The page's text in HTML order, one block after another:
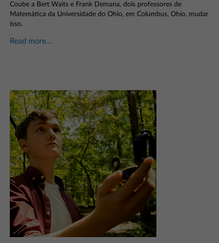
Coube a Bert Waits e Frank Demana, dois professores de
Matemática da Universidade do Ohio, em Columbus, Ohio, mudar
isso.
Read more...